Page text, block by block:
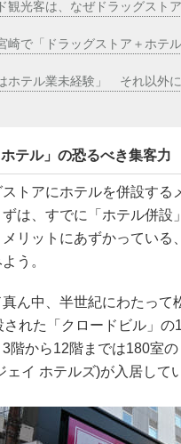
観光客は、なぜドラッグスト
崎で「ドラッグストア＋ホテ
ホテル業未経験」 それ以外
ホテル」の恐るべき集客力
トアにホテルを併設する
は、すでに「ホテル併
リットにあずかっている
う。
ん中、半世紀にわたっ
された「クロードビル」
階から12階までは180室
ェイ ホテルズ)が入居して